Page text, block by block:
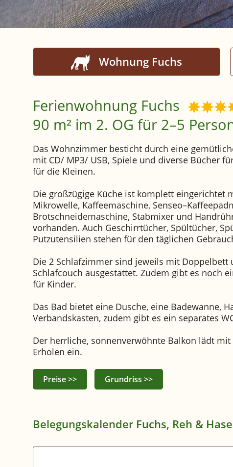
Wohnung Fuchs
Ferienwohnung Fuchs
90 m² im 2. OG für 2–5
Das Wohnzimmer besticht durch eine
mit CD/ MP3/ USB, Spiele und diverse Bücher
für die Kleinen.
Die großzügige Küche ist komplett eingerichtet
Mikrowelle, Kaffeemaschine,
Brotschneidemaschine, Stabmixer und
vorhanden. Auch Geschirrtücher, Spültücher,
Putzutensilien stehen für den täglichen
Die 2 Schlafzimmer sind jeweils mit
Schlafcouch ausgestattet. Zudem gibt es noch
für Kinder.
Das Bad bietet eine Dusche, eine Badewanne,
Verbandskasten, zudem gibt es ein separates
Der herrliche, sonnenverwöhnte Balkon lädt
Erholen ein.
Preise >> Grundriss >>
Belegungskalender Fuchs, Reh &